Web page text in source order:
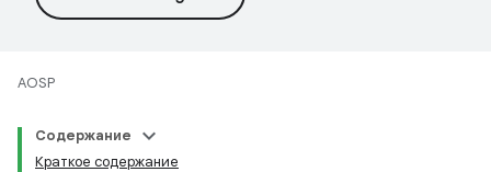
AOSP
Содержание
Краткое содержание